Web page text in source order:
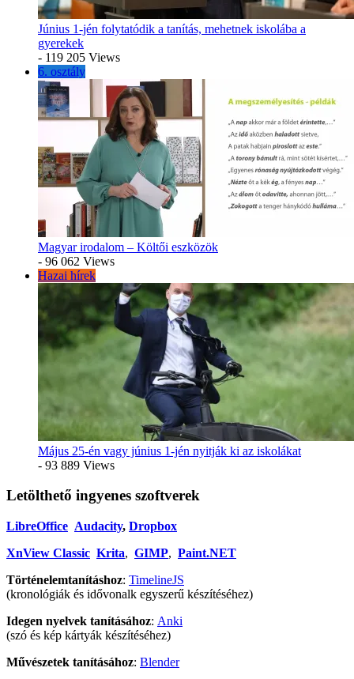
Június 1-jén folytatódik a tanítás, mehetnek iskolába a
gyerekek
- 119 205 Views
6. osztály
Magyar irodalom – Költői eszközök
- 96 062 Views
Hazai hírek
Május 25-én vagy június 1-jén nyitják ki az iskolákat
- 93 889 Views
Letölthető ingyenes szoftverek
LibreOffice Audacity, Dropbox
XnView Classic Krita, GIMP, Paint.NET
Történelemtanításhoz: TimelineJS
(kronológiák és idővonalk egyszerű készítéséhez)
Idegen nyelvek tanításához: Anki
(szó és kép kártyák készítéséhez)
Művészetek tanításához: Blender